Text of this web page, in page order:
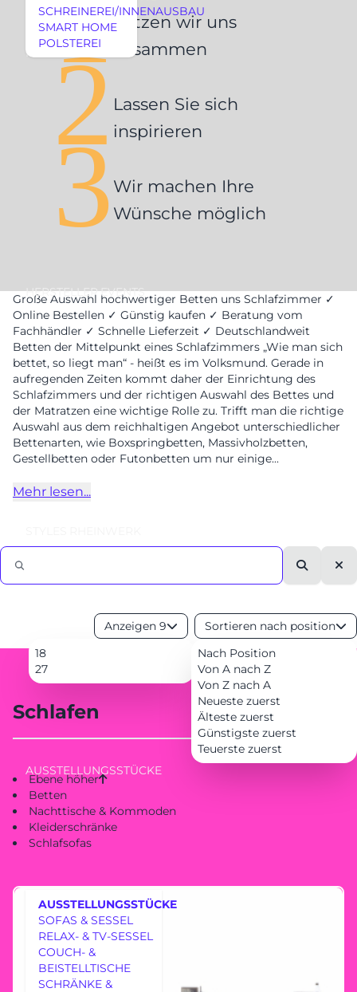
SCHREINEREI/INNENAUSBAU
SMART HOME
POLSTEREI
REFERENZEN
HERSTELLEREVENTS
AUSSTELLUNGSSTÜCKE
AUSSTELLUNGSSTÜCKE
SOFAS & SESSEL
RELAX- & TV-SESSEL
COUCH- &
BEISTELLTISCHE
SCHRÄNKE &
HERSTELLER
EVENTS
STYLES
RHEINWERK
AUSSTELLUNGSSTÜCKE
AUSSTELLUNGSSTÜCKE
MÖBEL
MÖBEL
Setzen wir uns
zusammen
2Lassen Sie sich
inspirieren
3 Wir machen Ihre
Wünsche möglich
Große Auswahl hochwertiger Betten uns Schlafzimmer ✓
Online Bestellen ✓ Günstig kaufen ✓ Beratung vom
Fachhändler ✓ Schnelle Lieferzeit ✓ Deutschlandweit
Betten der Mittelpunkt eines Schlafzimmers „Wie man sich
bettet, so liegt man“ - heißt es im Volksmund. Gerade in
aufregenden Zeiten kommt daher der Einrichtung des
Schlafzimmers und der richtigen Auswahl des Bettes und
der Matratzen eine wichtige Rolle zu. Trifft man die richtige
Auswahl aus dem reichhaltigen Angebot unterschiedlicher
Bettenarten, wie Boxspringbetten, Massivholzbetten,
Gestellbetten oder Futonbetten um nur einige...
Mehr lesen...
Suche
Anzeigen 9
18
27
Sortieren nach position
Nach Position
Von A nach Z
Von Z nach A
Neueste zuerst
Älteste zuerst
Günstigste zuerst
Teuerste zuerst
Schlafen
Ebene höher
Betten
Nachttische & Kommoden
Kleiderschränke
Schlafsofas
Senden
53639 Königswinter-Ittenbach
0 22 23 - 91 89 0
Montag geschlossen